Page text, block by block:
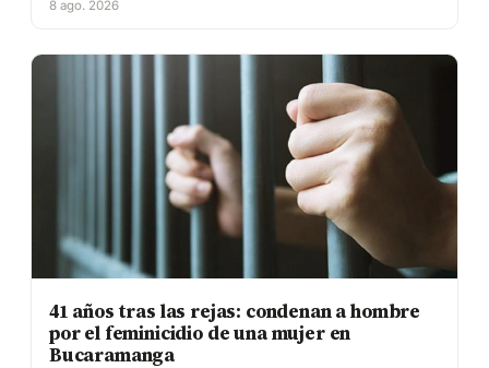
8 ago. 2026
41 años tras las rejas: condenan a hombre
por el feminicidio de una mujer en
Bucaramanga